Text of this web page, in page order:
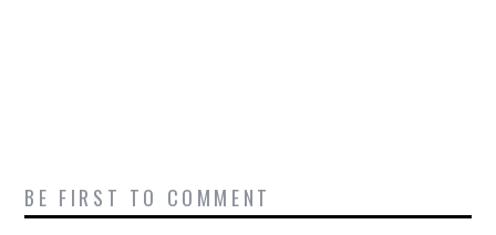
BE FIRST TO COMMENT